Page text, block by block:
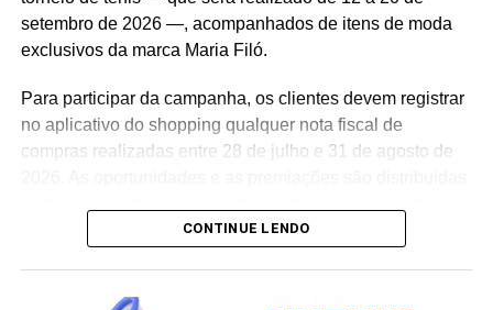
atrativas, comunicação integrada e a chegada do Edu
Guedes nos permite manter a marca presente na rotina
do consumidor durante todo o período da campanha”,
Cooxupé.
setembro de 2026 —, acompanhados de itens de moda
exclusivos da marca Maria Filó.
Para participar da campanha, os clientes devem registrar
no aplicativo do shopping qualquer nota fiscal de
compras realizadas entre 28 de julho e 31 de agosto de
de setembro de 2026. Após a divulgação do resultado
CONTINUE LENDO